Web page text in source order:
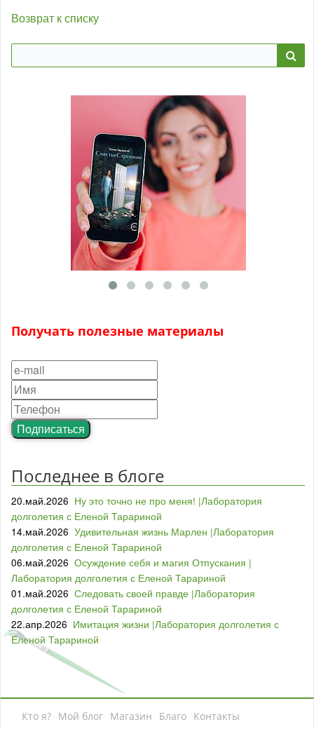
Возврат к списку
Получать полезные материалы
Подписаться
Последнее в блоге
20.май.2026 Ну это точно не про меня! |Лаборатория
долголетия с Еленой Тарариной
14.май.2026 Удивительная жизнь Марлен |Лаборатория
долголетия с Еленой Тарариной
06.май.2026 Осуждение себя и магия Отпускания |
Лаборатория долголетия с Еленой Тарариной
01.май.2026 Следовать своей правде |Лаборатория
долголетия с Еленой Тарариной
22.апр.2026 Имитация жизни |Лаборатория долголетия с
Еленой Тарариной
Кто я? Мой блог Магазин Благо Контакты